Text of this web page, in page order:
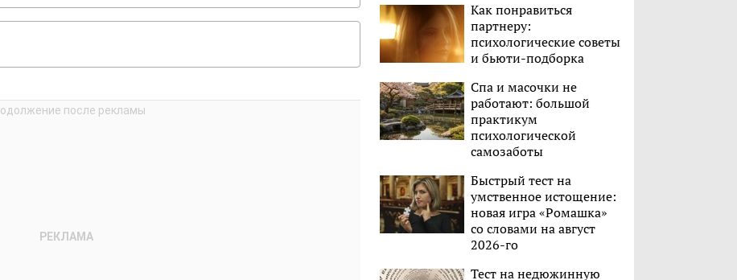
Как понравиться
партнеру:
психологические советы
и бьюти-подборка
Спа и масочки не
работают: большой
практикум
психологической
самозаботы
Быстрый тест на
умственное истощение:
новая игра «Ромашка»
со словами на август
2026-го
Тест на недюжинную